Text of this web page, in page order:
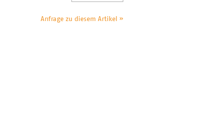
Anfrage zu diesem Artikel »